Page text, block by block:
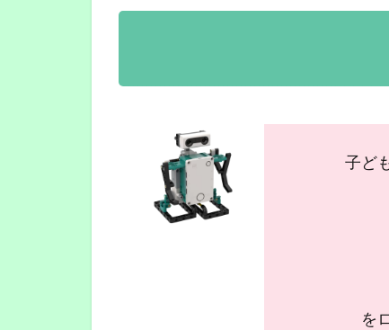
子ど
を